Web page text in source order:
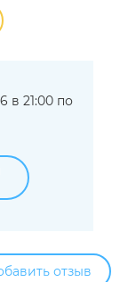
в 21:00 по
отзыв